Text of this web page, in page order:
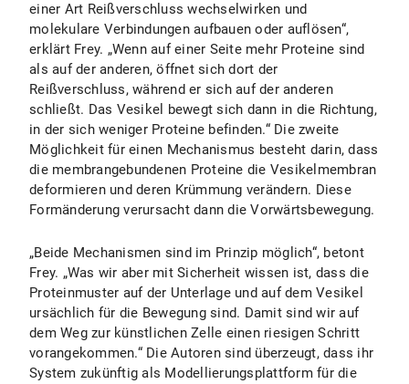
einer Art Reißverschluss wechselwirken und
molekulare Verbindungen aufbauen oder auflösen“,
erklärt Frey. „Wenn auf einer Seite mehr Proteine sind
als auf der anderen, öffnet sich dort der
Reißverschluss, während er sich auf der anderen
schließt. Das Vesikel bewegt sich dann in die Richtung,
in der sich weniger Proteine befinden.“ Die zweite
Möglichkeit für einen Mechanismus besteht darin, dass
die membrangebundenen Proteine die Vesikelmembran
deformieren und deren Krümmung verändern. Diese
Formänderung verursacht dann die Vorwärtsbewegung.
„Beide Mechanismen sind im Prinzip möglich“, betont
Frey. „Was wir aber mit Sicherheit wissen ist, dass die
Proteinmuster auf der Unterlage und auf dem Vesikel
ursächlich für die Bewegung sind. Damit sind wir auf
dem Weg zur künstlichen Zelle einen riesigen Schritt
vorangekommen.“ Die Autoren sind überzeugt, dass ihr
System zukünftig als Modellierungsplattform für die